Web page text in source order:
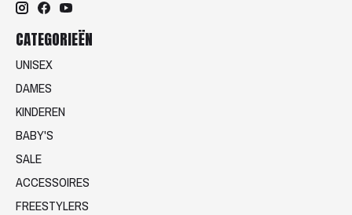
CATEGORIEËN
UNISEX
DAMES
KINDEREN
BABY'S
SALE
ACCESSOIRES
FREESTYLERS